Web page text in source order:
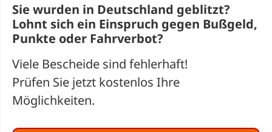
Sie wurden in Deutschland geblitzt?
Lohnt sich ein Einspruch gegen Bußgeld,
Punkte oder Fahrverbot?
Viele Bescheide sind fehlerhaft!
Prüfen Sie jetzt kostenlos Ihre
Möglichkeiten.